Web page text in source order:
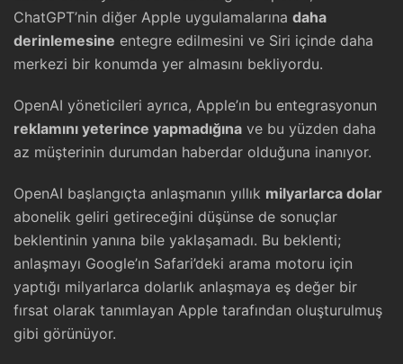
ChatGPT’nin diğer Apple uygulamalarına daha
derinlemesine entegre edilmesini ve Siri içinde daha
merkezi bir konumda yer almasını bekliyordu.
OpenAI yöneticileri ayrıca, Apple’ın bu entegrasyonun
reklamını yeterince yapmadığına ve bu yüzden daha
az müşterinin durumdan haberdar olduğuna inanıyor.
OpenAI başlangıçta anlaşmanın yıllık milyarlarca dolar
abonelik geliri getireceğini düşünse de sonuçlar
beklentinin yanına bile yaklaşamadı. Bu beklenti;
anlaşmayı Google’ın Safari’deki arama motoru için
yaptığı milyarlarca dolarlık anlaşmaya eş değer bir
fırsat olarak tanımlayan Apple tarafından oluşturulmuş
gibi görünüyor.